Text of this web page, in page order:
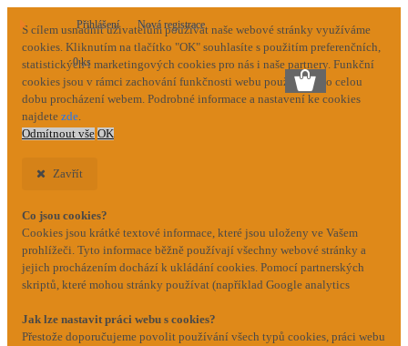
S cílem usnadnit uživatelům používat naše webové stránky využíváme
cookies. Kliknutím na tlačítko "OK" souhlasíte s použitím preferenčních,
statistických i marketingových cookies pro nás i naše partnery. Funkční
cookies jsou v rámci zachování funkčnosti webu používány po celou
dobu procházení webem. Podrobné informace a nastavení ke cookies
najdete zde.
Odmítnout vše OK
Zavřít
Co jsou cookies?
Cookies jsou krátké textové informace, které jsou uloženy ve Vašem
prohlížeči. Tyto informace běžně používají všechny webové stránky a
jejich procházením dochází k ukládání cookies. Pomocí partnerských
skriptů, které mohou stránky používat (například Google analytics
Jak lze nastavit práci webu s cookies?
Přestože doporučujeme povolit používání všech typů cookies, práci webu
Přihlášení Nová registrace
0 ks